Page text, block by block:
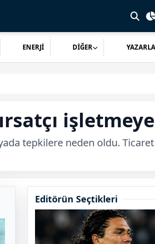
ENERJİ DİĞER
tepkilere neden oldu. Ticaret
Editörün Seçtikleri